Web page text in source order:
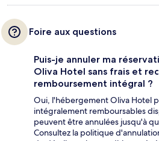
Foire aux questions
Puis-je annuler ma
Oliva Hotel sans frais et
remboursement intégral ?
Oui, l'hébergement Oliva Hotel
intégralement remboursables
peuvent être annulées jusqu'à
Consultez la politique